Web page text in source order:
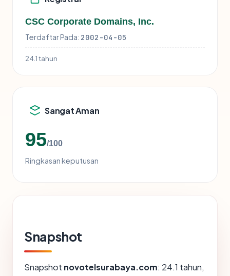
CSC Corporate Domains, Inc.
Terdaftar Pada: 2002-04-05
24.1 tahun
Sangat Aman
95/100
Ringkasan keputusan
Snapshot
Snapshot novotelsurabaya.com: 24.1 tahun,